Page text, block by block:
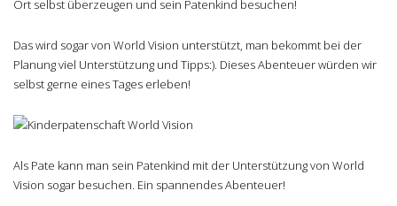
Ort selbst überzeugen und sein Patenkind besuchen!
Das wird sogar von World Vision unterstützt, man bekommt bei der
Planung viel Unterstützung und Tipps:). Dieses Abenteuer würden wir
selbst gerne eines Tages erleben!
Als Pate kann man sein Patenkind mit der Unterstützung von World
Vision sogar besuchen. Ein spannendes Abenteuer!